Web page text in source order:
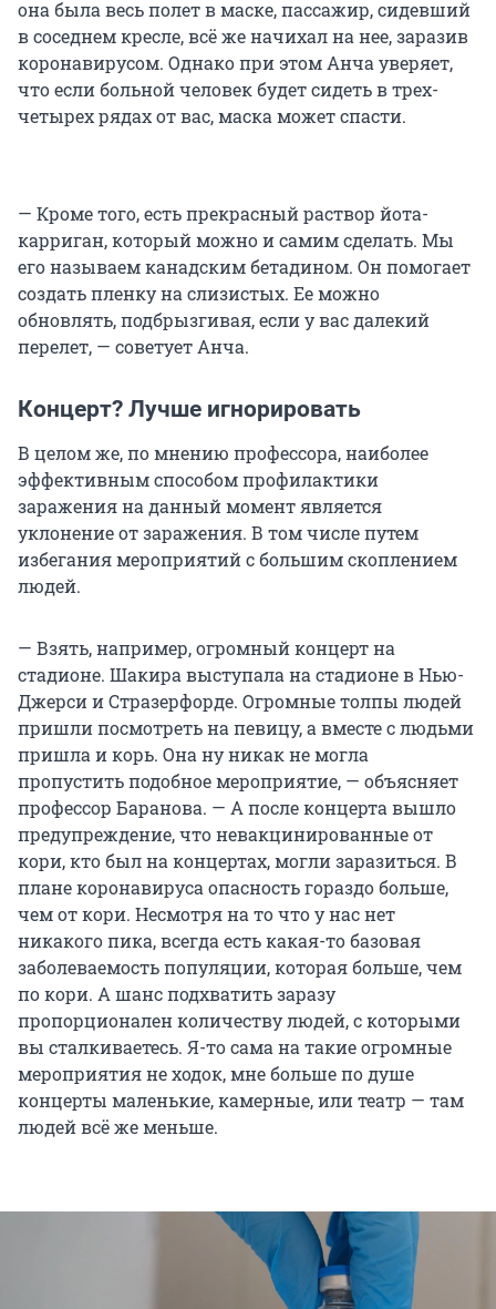
она была весь полет в маске, пассажир, сидевший
в соседнем кресле, всё же начихал на нее, заразив
коронавирусом. Однако при этом Анча уверяет,
что если больной человек будет сидеть в трех-
четырех рядах от вас, маска может спасти.
— Кроме того, есть прекрасный раствор йота-
карриган, который можно и самим сделать. Мы
его называем канадским бетадином. Он помогает
создать пленку на слизистых. Ее можно
обновлять, подбрызгивая, если у вас далекий
перелет, — советует Анча.
Концерт? Лучше игнорировать
В целом же, по мнению профессора, наиболее
эффективным способом профилактики
заражения на данный момент является
уклонение от заражения. В том числе путем
избегания мероприятий с большим скоплением
людей.
— Взять, например, огромный концерт на
стадионе. Шакира выступала на стадионе в Нью-
Джерси и Стразерфорде. Огромные толпы людей
пришли посмотреть на певицу, а вместе с людьми
пришла и корь. Она ну никак не могла
пропустить подобное мероприятие, — объясняет
профессор Баранова. — А после концерта вышло
предупреждение, что невакцинированные от
кори, кто был на концертах, могли заразиться. В
плане коронавируса опасность гораздо больше,
чем от кори. Несмотря на то что у нас нет
никакого пика, всегда есть какая-то базовая
заболеваемость популяции, которая больше, чем
по кори. А шанс подхватить заразу
пропорционален количеству людей, с которыми
вы сталкиваетесь. Я-то сама на такие огромные
мероприятия не ходок, мне больше по душе
концерты маленькие, камерные, или театр — там
людей всё же меньше.